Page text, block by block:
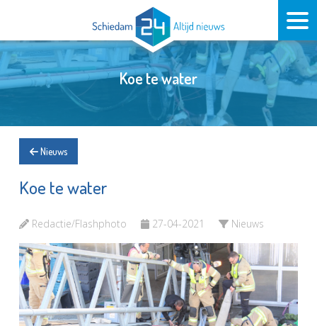
Koe te water
Nieuws
Koe te water
Redactie/Flashphoto 27-04-2021 Nieuws